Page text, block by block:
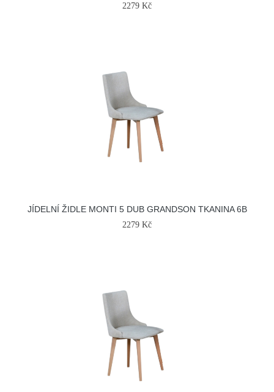
2279 Kč
JÍDELNÍ ŽIDLE MONTI 5 DUB GRANDSON TKANINA 6B
2279 Kč